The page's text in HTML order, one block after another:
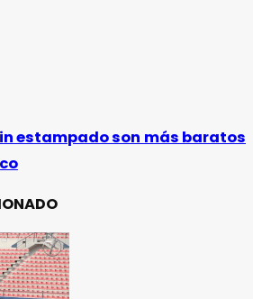
estampado son más baratos